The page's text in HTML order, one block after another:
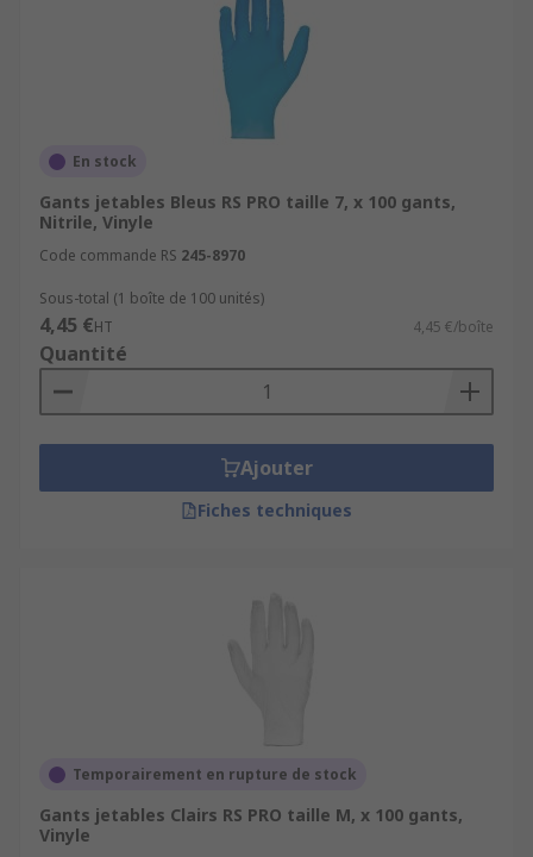
En stock
Gants jetables Bleus RS PRO taille 7, x 100 gants,
Nitrile, Vinyle
Code commande RS 245-8970
Sous-total (1 boîte de 100 unités)
4,45 €HT 4,45 €/boîte
Quantité
Ajouter
Fiches techniques
Temporairement en rupture de stock
Gants jetables Clairs RS PRO taille M, x 100 gants,
Vinyle